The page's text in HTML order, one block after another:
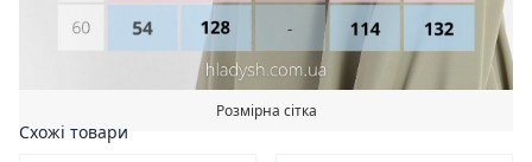
Розмірна сітка
Схожі товари